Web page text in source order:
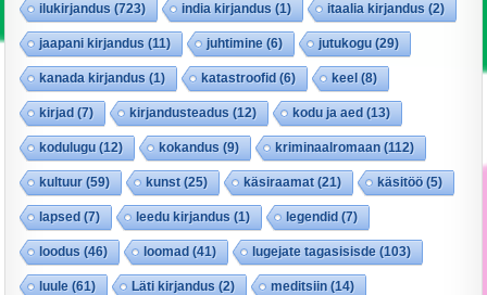
ilukirjandus (723) india kirjandus (1) itaalia kirjandus (2)
jaapani kirjandus (11) juhtimine (6) jutukogu (29)
kanada kirjandus (1) katastroofid (6) keel (8)
kirjad (7) kirjandusteadus (12) kodu ja aed (13)
kodulugu (12) kokandus (9) kriminaalromaan (112)
kultuur(59) kunst(25) käsiraamat(21) käsitöö (5)
lapsed (7) leedu kirjandus (1) legendid (7)
loodus (46) loomad (41) lugejate tagasisisde (103)
luule (61) Läti kirjandus (2) meditsiin (14)